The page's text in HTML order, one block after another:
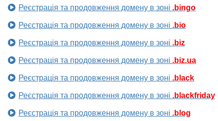
Реєстрація та продовження домену в зоні .bingo
Реєстрація та продовження домену в зоні .bio
Реєстрація та продовження домену в зоні .biz
Реєстрація та продовження домену в зоні .biz.ua
Реєстрація та продовження домену в зоні .black
Реєстрація та продовження домену в зоні .blackfriday
Реєстрація та продовження домену в зоні .blog